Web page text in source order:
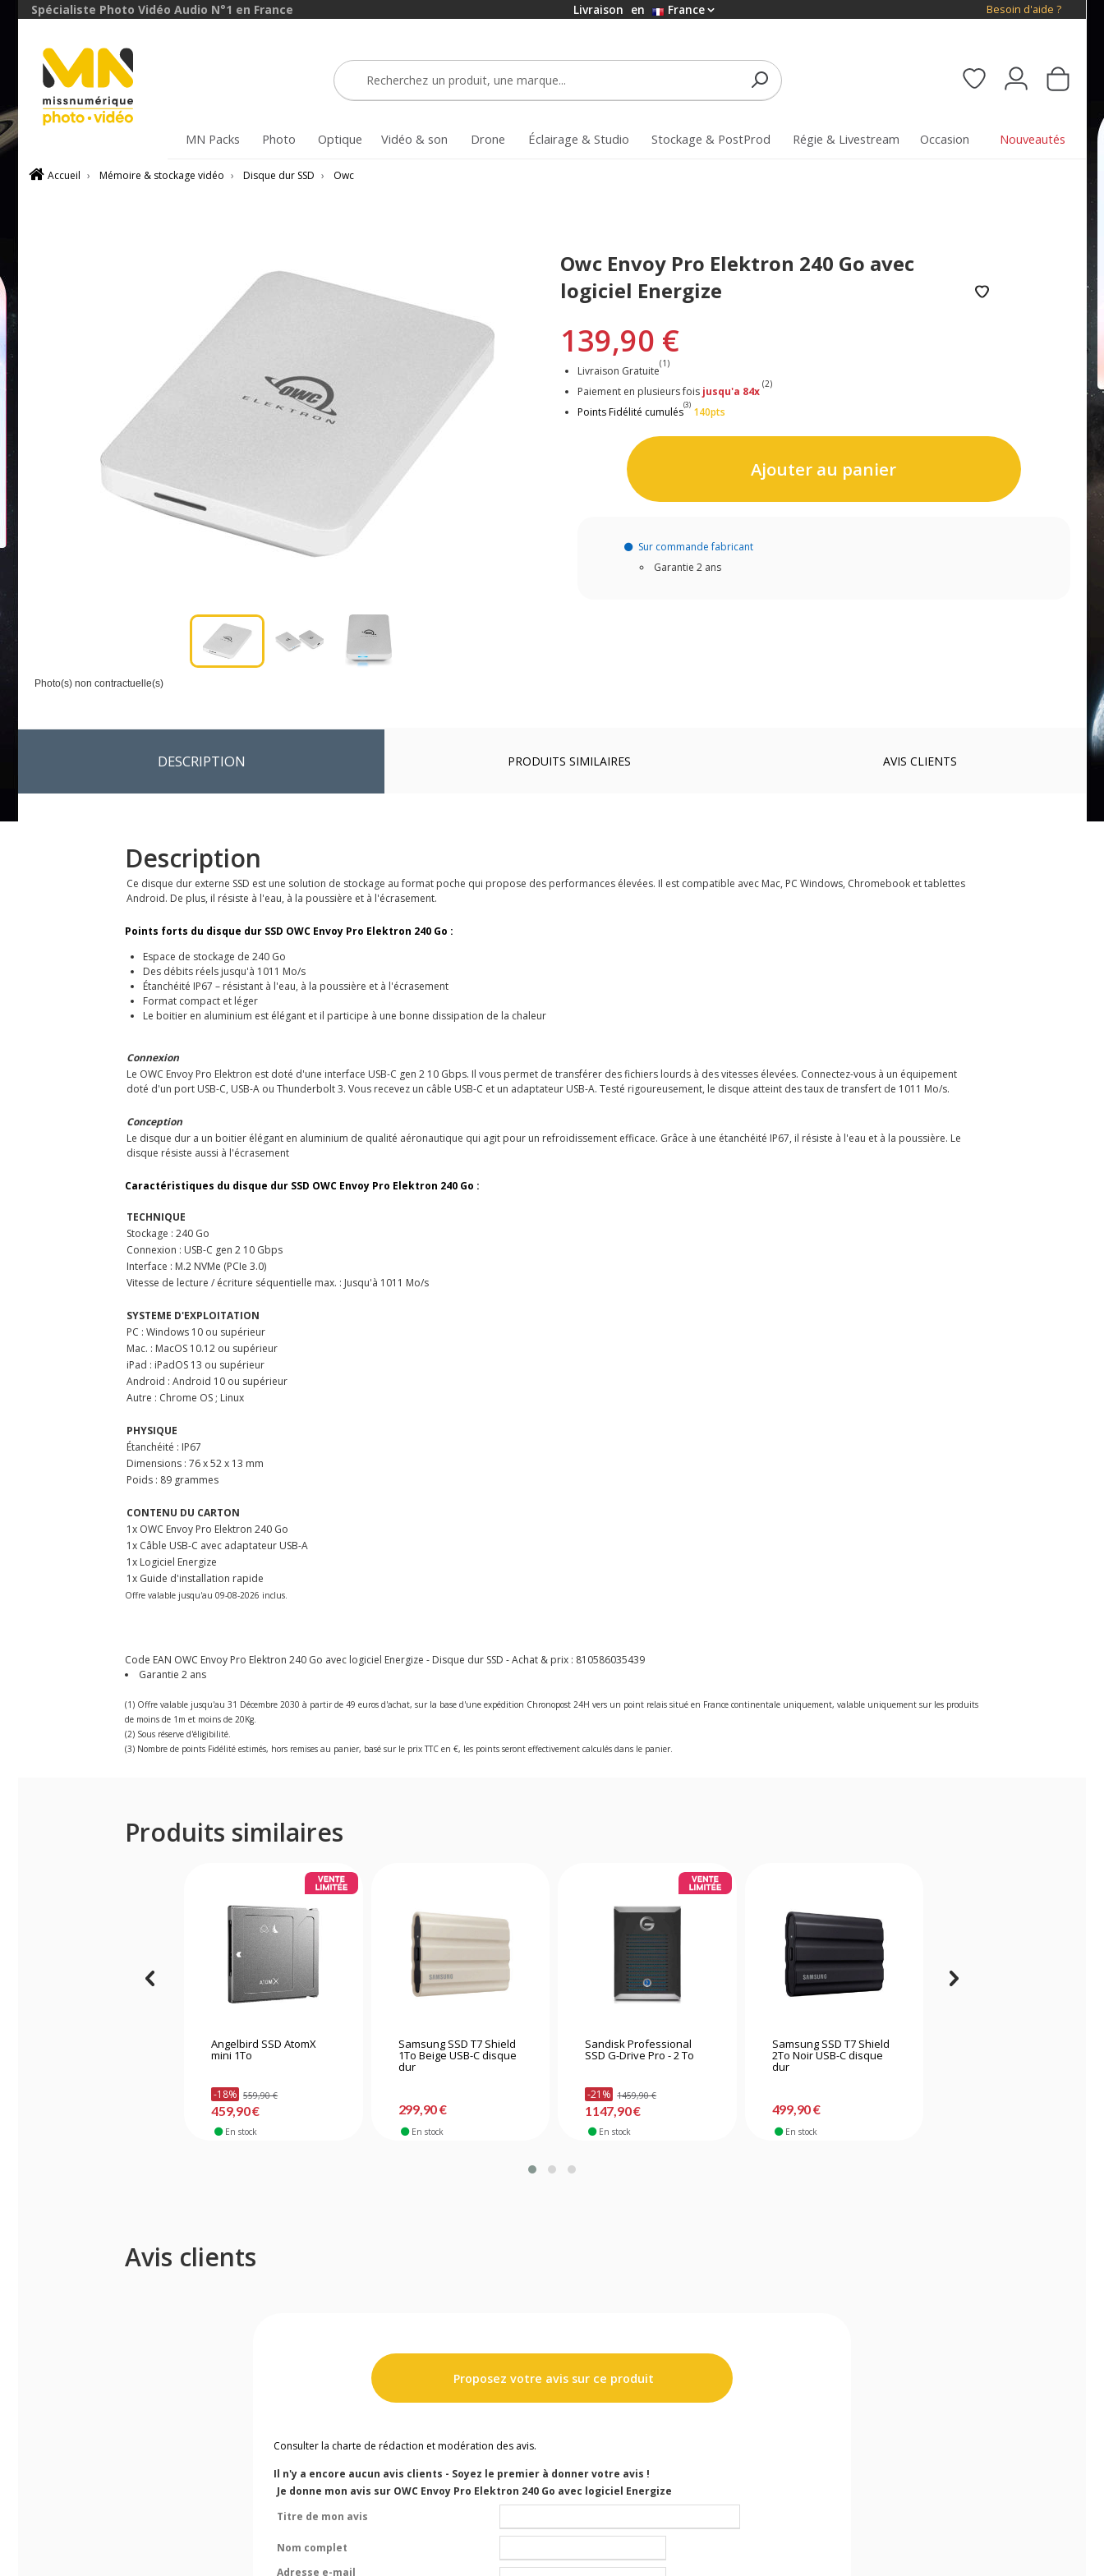
Spécialiste Photo Vidéo Audio N°1 en France Livraison en France Besoin d'aide ?
MN Packs Photo Optique Vidéo & son Drone Éclairage & Studio Stockage & PostProd Régie & Livestream Occasion Nouveautés
Accueil › Mémoire & stockage vidéo › Disque dur SSD › Owc
Photo(s) non contractuelle(s)
Owc Envoy Pro Elektron 240 Go avec
logiciel Energize
139,90 €
Livraison Gratuite
(1)
Paiement en plusieurs fois jusqu'a 84x
(2)
Points Fidélité cumulés
(3)
140pts
Ajouter au panier
Sur commande fabricant
Garantie 2 ans
DESCRIPTION PRODUITS SIMILAIRES AVIS CLIENTS
Description
Ce disque dur externe SSD est une solution de stockage au format poche qui propose des performances élevées. Il est compatible avec Mac, PC Windows, Chromebook et tablettes
Android. De plus, il résiste à l'eau, à la poussière et à l'écrasement.
Points forts du disque dur SSD OWC Envoy Pro Elektron 240 Go :
Espace de stockage de 240 Go
Des débits réels jusqu'à 1011 Mo/s
Étanchéité IP67 – résistant à l'eau, à la poussière et à l'écrasement
Format compact et léger
Le boitier en aluminium est élégant et il participe à une bonne dissipation de la chaleur
Connexion
Le OWC Envoy Pro Elektron est doté d'une interface USB-C gen 2 10 Gbps. Il vous permet de transférer des fichiers lourds à des vitesses élevées. Connectez-vous à un équipement
doté d'un port USB-C, USB-A ou Thunderbolt 3. Vous recevez un câble USB-C et un adaptateur USB-A. Testé rigoureusement, le disque atteint des taux de transfert de 1011 Mo/s.
Conception
Le disque dur a un boitier élégant en aluminium de qualité aéronautique qui agit pour un refroidissement efficace. Grâce à une étanchéité IP67, il résiste à l'eau et à la poussière. Le
disque résiste aussi à l'écrasement
Caractéristiques du disque dur SSD OWC Envoy Pro Elektron 240 Go :
TECHNIQUE
Stockage : 240 Go
Connexion : USB-C gen 2 10 Gbps
Interface : M.2 NVMe (PCIe 3.0)
Vitesse de lecture / écriture séquentielle max. : Jusqu'à 1011 Mo/s
SYSTEME D'EXPLOITATION
PC : Windows 10 ou supérieur
Mac. : MacOS 10.12 ou supérieur
iPad : iPadOS 13 ou supérieur
Android : Android 10 ou supérieur
Autre : Chrome OS ; Linux
PHYSIQUE
Étanchéité : IP67
Dimensions : 76 x 52 x 13 mm
Poids : 89 grammes
CONTENU DU CARTON
1x OWC Envoy Pro Elektron 240 Go
1x Câble USB-C avec adaptateur USB-A
1x Logiciel Energize
1x Guide d'installation rapide
Offre valable jusqu'au 09-08-2026 inclus.
Code EAN OWC Envoy Pro Elektron 240 Go avec logiciel Energize - Disque dur SSD - Achat & prix : 810586035439
Garantie 2 ans
(1) Offre valable jusqu'au 31 Décembre 2030 à partir de 49 euros d'achat, sur la base d'une expédition Chronopost 24H vers un point relais situé en France continentale uniquement, valable uniquement sur les produits
de moins de 1m et moins de 20Kg.
(2) Sous réserve d'éligibilité.
(3) Nombre de points Fidélité estimés, hors remises au panier, basé sur le prix TTC en €, les points seront effectivement calculés dans le panier.
Produits similaires
Angelbird SSD AtomX
mini 1To
-18% 559,90 €
459,90 €
En stock
Samsung SSD T7 Shield
1To Beige USB-C disque
dur
299,90 €
En stock
Sandisk Professional
SSD G-Drive Pro - 2 To
-21% 1459,90 €
1147,90 €
En stock
Samsung SSD T7 Shield
2To Noir USB-C disque
dur
499,90 €
En stock
Avis clients
Proposez votre avis sur ce produit
Consulter la charte de rédaction et modération des avis.
Il n'y a encore aucun avis clients - Soyez le premier à donner votre avis !
Je donne mon avis sur OWC Envoy Pro Elektron 240 Go avec logiciel Energize
Titre de mon avis
Nom complet
Adresse e-mail